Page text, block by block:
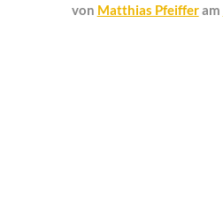
von Matthias Pfeifferam